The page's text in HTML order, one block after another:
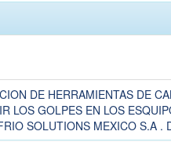
DE HERRAMIENTAS DE
LOS GOLPES EN LOS
SOLUTIONS MEXICO S.A .